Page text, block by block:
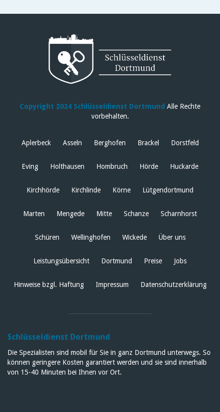
Copyright 2024 Schlüsseldienst Dortmund Alle Rechte
vorbehalten.
Aplerbeck Asseln Berghofen Brackel Dorstfeld
Eving Holthausen Hombruch Hörde Huckarde
Kirchhörde Kirchlinde Körne Lütgendortmund
Marten Mengede Mitte Schanze Scharnhorst
Schüren Wellinghofen Wickede Über uns
Leistungsübersicht Dortmund Preise Jobs
Hinweise bzgl. Haftung Impressum Datenschutzerklärung
Schlüsseldienst Dortmund
Die Spezialisten sind mobil für Sie in ganz Dortmund unterwegs. So
können geringere Kosten garantiert werden und sie sind innerhalb
von 15-40 Minuten bei Ihnen vor Ort.